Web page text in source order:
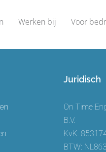
Werken bij Voor
Juridisch
On Time
B.V.
KvK:
BTW: